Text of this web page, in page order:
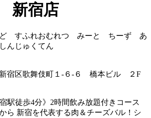
新宿店
ど すふれおむれつ みーと ちーず あ
じゅくてん
宿区歌舞伎町１-６-６ 橋本ビル ２F
宿駅徒歩4分》2時間飲み放題付きコース
ら 新宿を代表する肉＆チーズバル！シ